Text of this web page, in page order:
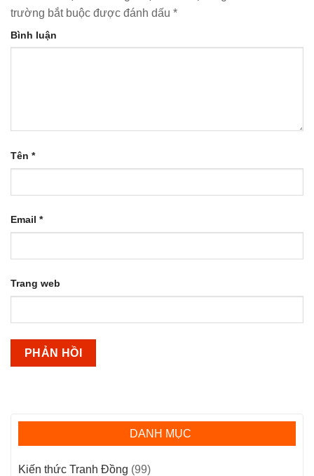
trường bắt buộc được đánh dấu *
Bình luận
Tên *
Email *
Trang web
DANH MỤC
Kiến thức Tranh Đồng (99)